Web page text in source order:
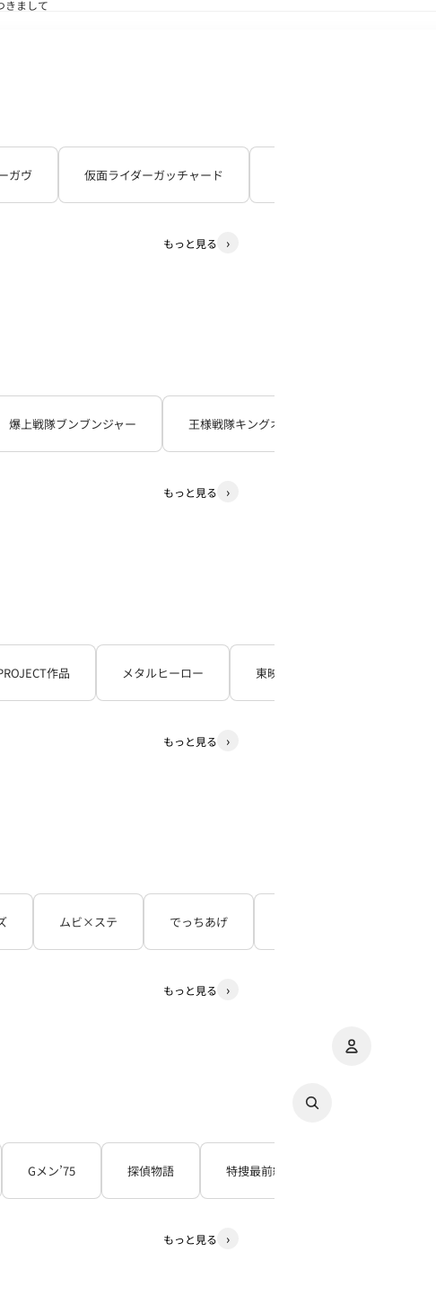
きまして
配送状況につきまして
ガヴ 仮面ライダーガッチャード
もっと見る
爆上戦隊ブンブンジャー 王様戦隊キングオージャー
もっと見る
作品 メタルヒーロー 東映TV特撮シリーズ
もっと見る
ムビ×ステ でっちあげ
もっと見る
Gメン’75 探偵物語 特捜最前線
もっと見る